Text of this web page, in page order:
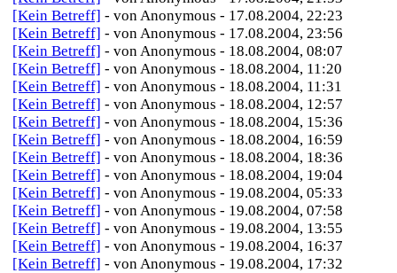
[Kein Betreff] - von Anonymous - 17.08.2004, 22:23
[Kein Betreff] - von Anonymous - 17.08.2004, 23:56
[Kein Betreff] - von Anonymous - 18.08.2004, 08:07
[Kein Betreff] - von Anonymous - 18.08.2004, 11:20
[Kein Betreff] - von Anonymous - 18.08.2004, 11:31
[Kein Betreff] - von Anonymous - 18.08.2004, 12:57
[Kein Betreff] - von Anonymous - 18.08.2004, 15:36
[Kein Betreff] - von Anonymous - 18.08.2004, 16:59
[Kein Betreff] - von Anonymous - 18.08.2004, 18:36
[Kein Betreff] - von Anonymous - 18.08.2004, 19:04
[Kein Betreff] - von Anonymous - 19.08.2004, 05:33
[Kein Betreff] - von Anonymous - 19.08.2004, 07:58
[Kein Betreff] - von Anonymous - 19.08.2004, 13:55
[Kein Betreff] - von Anonymous - 19.08.2004, 16:37
[Kein Betreff] - von Anonymous - 19.08.2004, 17:32